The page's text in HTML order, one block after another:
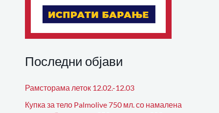
Последни објави
Рамсторама леток 12.02.-12.03
Купка за тело Palmolive 750 мл. со намалена